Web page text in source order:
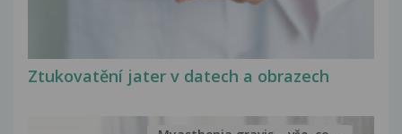
Ztukovatění jater v datech a obrazech